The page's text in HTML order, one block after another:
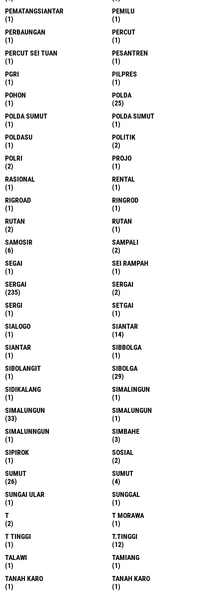
PEMATANGSIANTAR
(1)
PEMILU
(1)
PERBAUNGAN
(1)
PERCUT
(1)
PERCUT SEI TUAN
(1)
PESANTREN
(1)
PGRI
(1)
PILPRES
(1)
POHON
(1)
POLDA
(25)
POLDA SUMUT
(1)
POLDA SUMUT
(1)
POLDASU
(1)
POLITIK
(2)
POLRI
(2)
PROJO
(1)
RASIONAL
(1)
RENTAL
(1)
RIGROAD
(1)
RINGROD
(1)
RUTAN
(2)
RUTAN
(1)
SAMOSIR
(6)
SAMPALI
(2)
SEGAI
(1)
SEI RAMPAH
(1)
SERGAI
(235)
SERGAI
(2)
SERGI
(1)
SETGAI
(1)
SIALOGO
(1)
SIANTAR
(14)
SIANTAR
(1)
SIBBOLGA
(1)
SIBOLANGIT
(1)
SIBOLGA
(29)
SIDIKALANG
(1)
SIMALINGUN
(1)
SIMALUNGUN
(33)
SIMALUNGUN
(1)
SIMALUNNGUN
(1)
SIMBAHE
(3)
SIPIROK
(1)
SOSIAL
(2)
SUMUT
(26)
SUMUT
(4)
SUNGAI ULAR
(1)
SUNGGAL
(1)
T
(2)
T MORAWA
(1)
T TINGGI
(1)
T.TINGGI
(12)
TALAWI
(1)
TAMIANG
(1)
TANAH KARO
(1)
TANAH KARO
(1)